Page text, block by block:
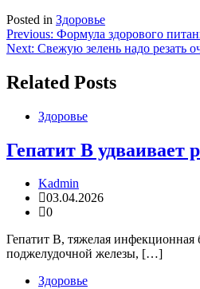
Posted in Здоровье
Навигация
по
записям
Previous: Формула здорового
Next: Свежую зелень надо резать
Related Posts
Здоровье
Гепатит B удваивает
Kadmin
03.04.2026
0
Гепатит B, тяжелая
поджелудочной железы, […]
Здоровье